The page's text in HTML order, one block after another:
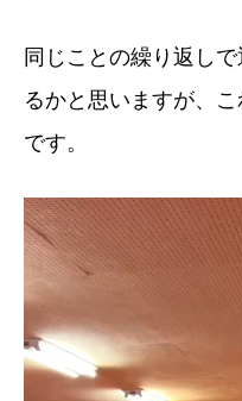
同じことの繰り返し
るかと思いますが、
です。
動
画
プ
レ
ー
ヤ
ー